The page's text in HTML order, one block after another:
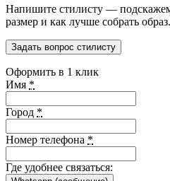
Напишите стилисту —
размер и как лучше собрать образ.
Задать вопрос стилисту
Оформить в 1 клик
Имя *
Город *
Номер телефона *
Где удобнее связаться: